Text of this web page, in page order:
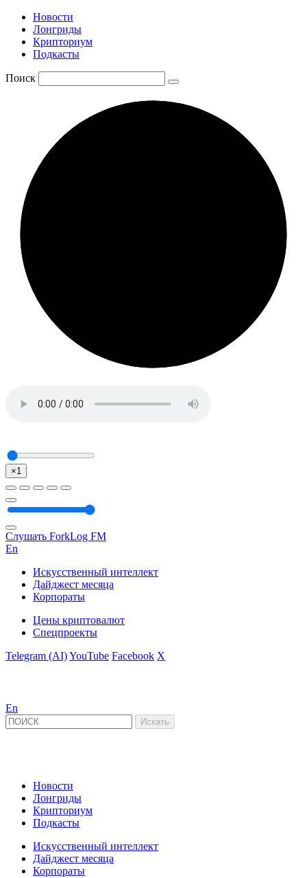
Новости
Лонгриды
Крипториум
Подкасты
Поиск
×1
Слушать ForkLog FM
En
Искусственный интеллект
Дайджест месяца
Корпораты
Цены криптовалют
Спецпроекты
Telegram (AI)YouTube Facebook X
En
Новости
Лонгриды
Крипториум
Подкасты
Искусственный интеллект
Дайджест месяца
Корпораты